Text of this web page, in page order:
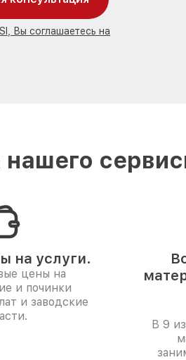
Вы соглашаетесь на
на услуги.
цены на
и починки
и заводские
В 9